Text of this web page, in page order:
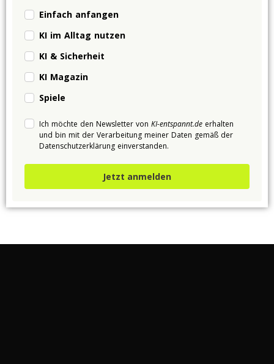
Einfach anfangen
KI im Alltag nutzen
KI & Sicherheit
KI Magazin
Spiele
Ich möchte den Newsletter von KI-entspannt.de erhalten
und bin mit der Verarbeitung meiner Daten gemäß der
Datenschutzerklärung einverstanden.
Jetzt anmelden